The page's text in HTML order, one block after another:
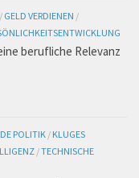
/ GELD VERDIENEN /
berufliche Relevanz
POLITIK / KLUGES
/TECHNISCHE